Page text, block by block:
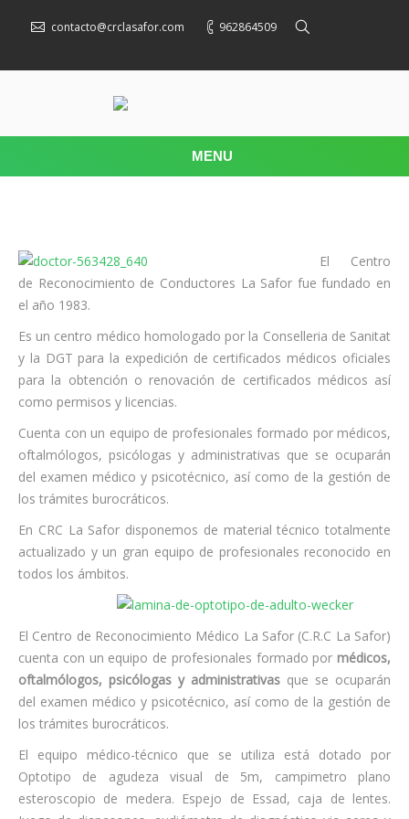
contacto@crclasafor.com 962864509
MENU
El Centro
de Reconocimiento de Conductores La Safor fue fundado en
el año 1983.
Es un centro médico homologado por la Conselleria de Sanitat
y la DGT para la expedición de certificados médicos oficiales
para la obtención o renovación de certificados médicos así
como permisos y licencias.
Cuenta con un equipo de profesionales formado por médicos,
oftalmólogos, psicólogas y administrativas que se ocuparán
del examen médico y psicotécnico, así como de la gestión de
los trámites burocráticos.
En CRC La Safor disponemos de material técnico totalmente
actualizado y un gran equipo de profesionales reconocido en
todos los ámbitos.
El Centro de Reconocimiento Médico La Safor (C.R.C La Safor)
cuenta con un equipo de profesionales formado por médicos,
oftalmólogos, psicólogas y administrativas que se ocuparán
del examen médico y psicotécnico, así como de la gestión de
los trámites burocráticos.
El equipo médico-técnico que se utiliza está dotado por
Optotipo de agudeza visual de 5m, campimetro plano
esteroscopio de medera. Espejo de Essad, caja de lentes.